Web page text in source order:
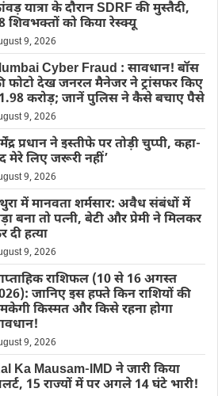
यात्रा के दौरान SDRF की मुस्तैदी,
शिवभक्तों को किया रेस्क्यू
9, 2026
Cyber Fraud : सावधान! बॉस
फोटो देख जनरल मैनेजर ने ट्रांसफर किए
करोड़; जानें पुलिस ने कैसे बचाए पैसे
9, 2026
प्रधान ने इस्तीफे पर तोड़ी चुप्पी, कहा-
मेरे लिए जरूरी नहीं’
9, 2026
में मानवता शर्मसार: अवैध संबंधों में
बना तो पत्नी, बेटी और प्रेमी ने मिलकर
दी हत्या
9, 2026
राशिफल (10 से 16 अगस्त
जानिए इस हफ्ते किन राशियों की
किस्मत और किसे रहना होगा
9, 2026
Ka Mausam-IMD ने जारी किया
15 राज्यों में पर अगले 14 घंटे भारी!